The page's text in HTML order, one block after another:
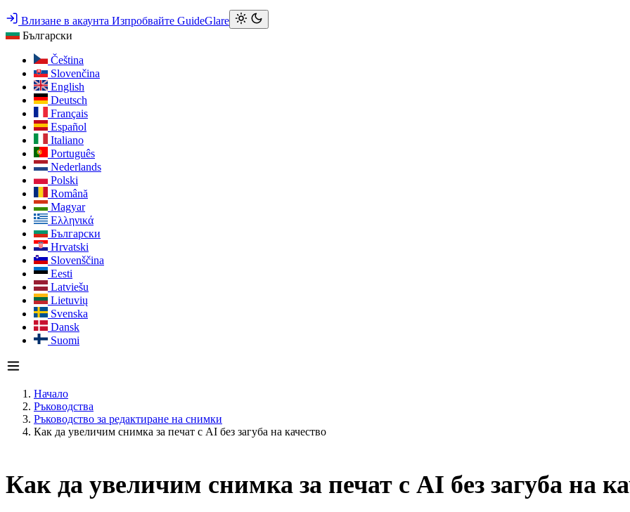
Влизане в акаунта Изпробвайте GuideGlare
Български
Čeština
Slovenčina
English
Deutsch
Français
Español
Italiano
Português
Nederlands
Polski
Română
Magyar
Ελληνικά
Български
Hrvatski
Slovenščina
Eesti
Latviešu
Lietuvių
Svenska
Dansk
Suomi
Начало
Ръководства
Ръководство за редактиране на снимки
Как да увеличим снимка за печат с AI без загуба на качество
Как да увеличим снимка за печат с AI без загуба на